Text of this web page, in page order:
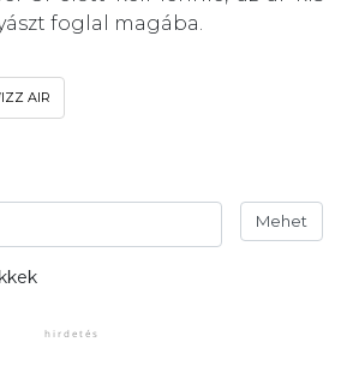
foglal magába.
AIR
Mehet